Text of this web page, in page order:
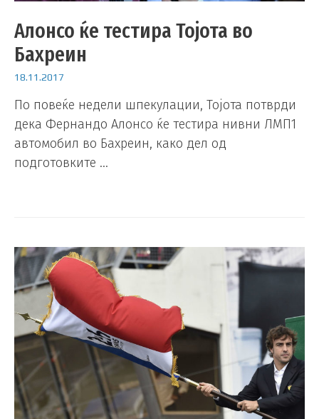
Алонсо ќе тестира Тојота во
Бахреин
18.11.2017
По повеќе недели шпекулации, Тојота потврди
дека Фернандо Алонсо ќе тестира нивни ЛМП1
автомобил во Бахреин, како дел од
подготовките …